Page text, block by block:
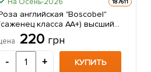
187611
английская "Boscobel"
класса АА+) высший
сорт 1 саженец в упаковке
220 грн
- + КУПИТЬ